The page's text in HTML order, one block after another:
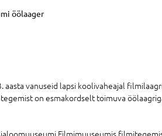
öölaager
vanuseid lapsi koolivaheajal
on esmakordselt toimuva
Filmimuuseumis